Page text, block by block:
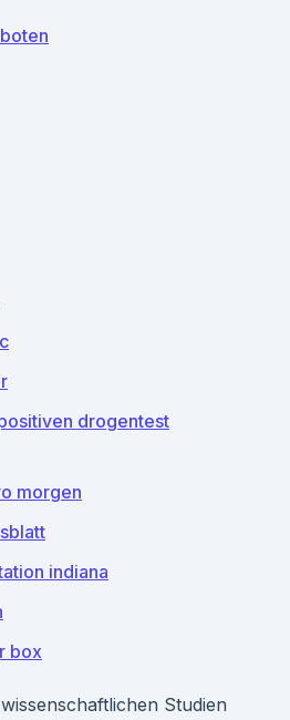
drogentest
morgen
indiana
box
Studien